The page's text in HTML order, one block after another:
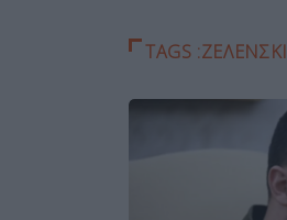
TAGS :ΖΕΛΕΝΣΚΙ